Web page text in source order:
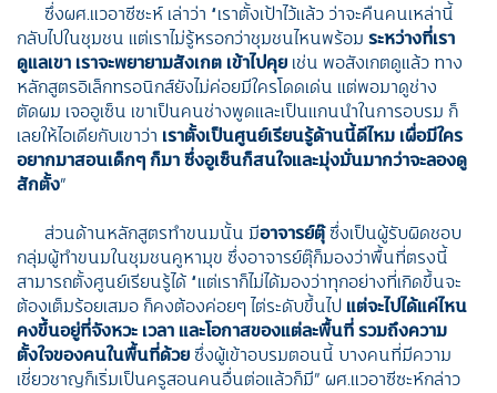
ซึ่งผศ.แวอาซีซะห์ เล่าว่า “เราตั้งเป้าไว้แล้ว ว่าจะคืนคนเหล่านี้
กลับไปในชุมชน แต่เราไม่รู้หรอกว่าชุมชนไหนพร้อม ระหว่างที่เรา
ดูแลเขา เราจะพยายามสังเกต เข้าไปคุย เช่น พอสังเกตดูแล้ว ทาง
หลักสูตรอิเล็กทรอนิกส์ยังไม่ค่อยมีใครโดดเด่น แต่พอมาดูช่าง
ตัดผม เจออูเซ็น เขาเป็นคนช่างพูดและเป็นแกนนำในการอบรม ก็
เลยให้ไอเดียกับเขาว่า เราตั้งเป็นศูนย์เรียนรู้ด้านนี้ดีไหม เผื่อมีใคร
อยากมาสอนเด็กๆ ก็มา ซึ่งอูเซ็นก็สนใจและมุ่งมั่นมากว่าจะลองดู
สักตั้ง”
ส่วนด้านหลักสูตรทำขนมนั้น มีอาจารย์ตุ๊ซึ่งเป็นผู้รับผิดชอบ
กลุ่มผู้ทำขนมในชุมชนคูหามุข ซึ่งอาจารย์ตุ๊ก็มองว่าพื้นที่ตรงนี้
สามารถตั้งศูนย์เรียนรู้ได้ “แต่เราก็ไม่ได้มองว่าทุกอย่างที่เกิดขึ้นจะ
ต้องเต็มร้อยเสมอ ก็คงต้องค่อยๆ ไต่ระดับขึ้นไป แต่จะไปได้แค่ไหน
คงขึ้นอยู่ที่จังหวะ เวลา และโอกาสของแต่ละพื้นที่ รวมถึงความ
ตั้งใจของคนในพื้นที่ด้วยซึ่งผู้เข้าอบรมตอนนี้ บางคนที่มีความ
เชี่ยวชาญก็เริ่มเป็นครูสอนคนอื่นต่อแล้วก็มี” ผศ.แวอาซีซะห์กล่าว